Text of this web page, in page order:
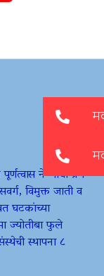
नेण्याचा प्रण
विमुक्त जाती व
घटकांच्या
ज्योतीबा फुले
स्थापना ८